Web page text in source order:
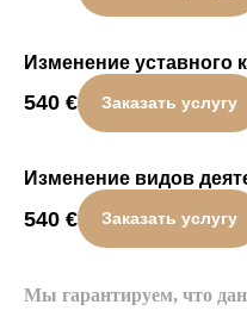
Изменение уставного
540 € Заказать услугу
Изменение видов
540 € Заказать услугу
Мы гарантируем, что